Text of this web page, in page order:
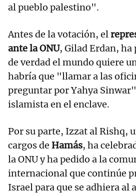
al pueblo palestino".
Antes de la votación, el
ante la ONU, Gilad Erdan, ha
de verdad el mundo quiere
habría que "llamar a las
preguntar por Yahya
islamista en el enclave.
Por su parte, Izzat al Rishq,
cargos de Hamás, ha
la ONU y ha pedido a la
internacional que continúe
Israel para que se adhiera al